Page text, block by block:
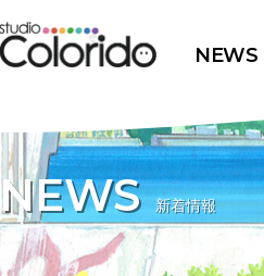
NEWS
NEWS 新着情報